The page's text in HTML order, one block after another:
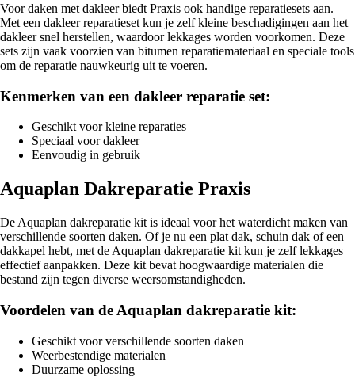
Voor daken met dakleer biedt Praxis ook handige reparatiesets aan.
Met een dakleer reparatieset kun je zelf kleine beschadigingen aan het
dakleer snel herstellen, waardoor lekkages worden voorkomen. Deze
sets zijn vaak voorzien van bitumen reparatiemateriaal en speciale tools
om de reparatie nauwkeurig uit te voeren.
Kenmerken van een dakleer reparatie set:
Geschikt voor kleine reparaties
Speciaal voor dakleer
Eenvoudig in gebruik
Aquaplan Dakreparatie Praxis
De Aquaplan dakreparatie kit is ideaal voor het waterdicht maken van
verschillende soorten daken. Of je nu een plat dak, schuin dak of een
dakkapel hebt, met de Aquaplan dakreparatie kit kun je zelf lekkages
effectief aanpakken. Deze kit bevat hoogwaardige materialen die
bestand zijn tegen diverse weersomstandigheden.
Voordelen van de Aquaplan dakreparatie kit:
Geschikt voor verschillende soorten daken
Weerbestendige materialen
Duurzame oplossing